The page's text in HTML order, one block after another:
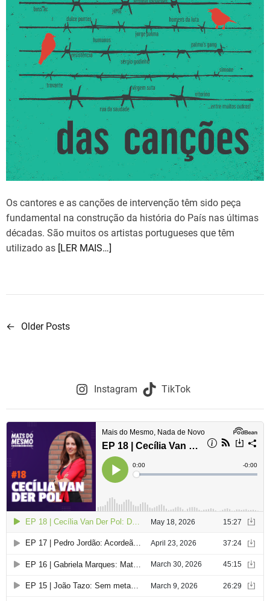
d
r
e
a
d
t
i
m
e
Os cantores e as canções de intervenção têm sido peça
fundamental na construção da história do País nas últimas
décadas. São muitos os artistas portugueses que têm
utilizado as [LER MAIS…]
N
g
a
ç
ã
o
d
← Older Posts
Instagram TikTok